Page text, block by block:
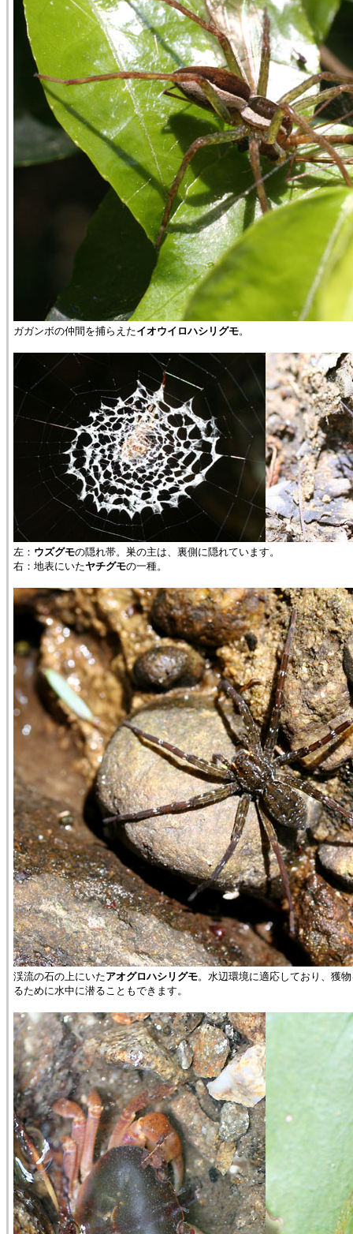
ガガンボの仲間を捕らえたイオウイロハシリグモ。
左： ウズグモの隠れ帯。巣の主は、裏側に隠れています。
右：地表にいたヤチグモの一種。
渓流の石の上にいたアオグロハシリグモ。水辺環境に適応しており、獲
るために水中に潜ることもできます。